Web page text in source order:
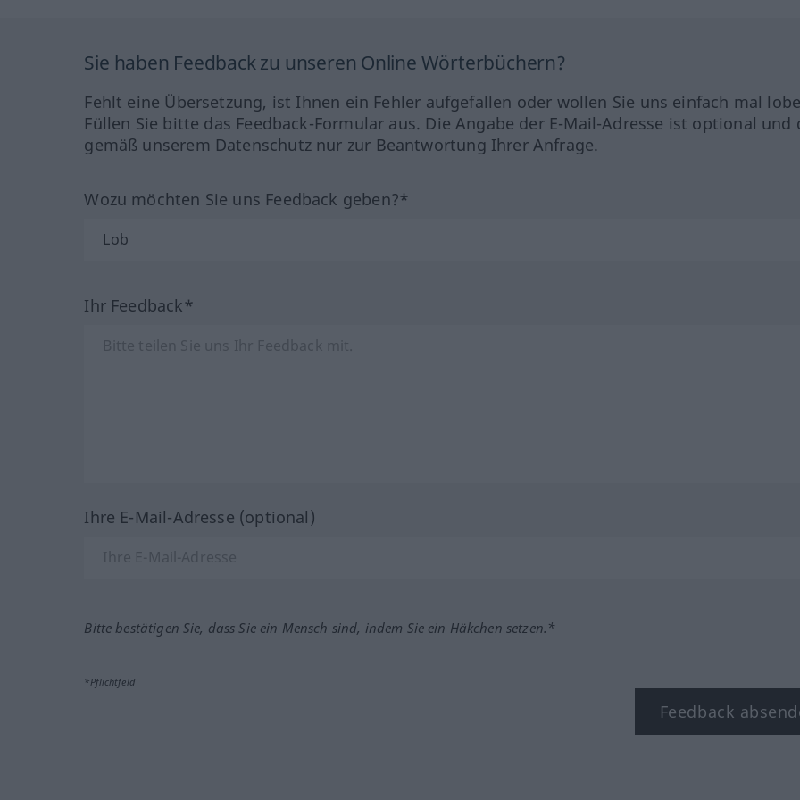
Sie haben Feedback zu unseren Online Wörterbüchern?
Fehlt eine Übersetzung, ist Ihnen ein Fehler aufgefallen oder wollen Sie uns einfach mal
Füllen Sie bitte das Feedback-Formular aus. Die Angabe der E-Mail-Adresse ist optional und
gemäß unserem Datenschutz nur zur Beantwortung Ihrer Anfrage.
Wozu möchten Sie uns Feedback geben?*
Ihr Feedback*
Ihre E-Mail-Adresse (optional)
Bitte bestätigen Sie, dass Sie ein Mensch sind, indem Sie ein Häkchen setzen.*
*Pflichtfeld
Feedback